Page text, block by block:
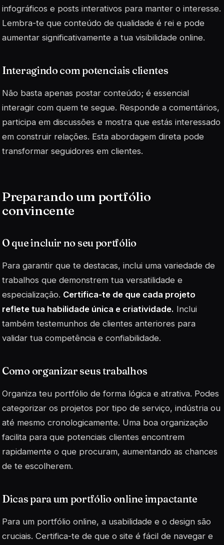
infográficos e posts interativos para manter o interesse.
Lembra-te que conteúdo de qualidade é rei e pode
aumentar significativamente a tua visibilidade online.
Interagindo com potenciais clientes
Não basta apenas postar conteúdo; é essencial
interagir com quem te segue. Responde a comentários,
participa em discussões e mostra que estás interessado
em construir relações. Esta abordagem direta pode
transformar seguidores em clientes.
Preparando um portfólio
convincente
O que incluir no seu portfólio
Para garantir que te destacas, inclui uma variedade de
trabalhos que demonstrem tua versatilidade e
especialização. Certifica-te de que cada projeto
reflete tua habilidade única e criatividade. Inclui
também testemunhos de clientes anteriores para
validar tua competência e confiabilidade.
Como organizar seus trabalhos
Organiza teu portfólio de forma lógica e atrativa. Podes
categorizar os projetos por tipo de serviço, indústria ou
até mesmo cronologicamente. Uma boa organização
facilita para que potenciais clientes encontrem
rapidamente o que procuram, aumentando as chances
de te escolherem.
Dicas para um portfólio online impactante
Para um portfólio online, a usabilidade e o design são
cruciais. Certifica-te de que o site é fácil de navegar e